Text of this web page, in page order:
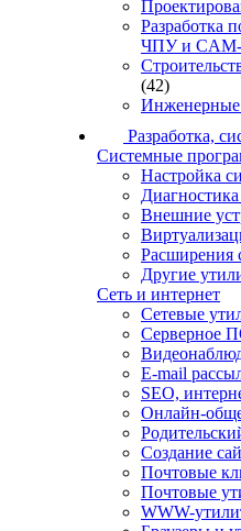
Разработка
ЧПУ и CAM-
(42)
Инженерные
Разработка,
Системные
Настройка
Внешние
Расширения
Другие
Сеть и интернет
Сетевые
Серверное
E-mail
SEO,
Онлайн-
Создание
Почтовые
Почтовые
WWW-